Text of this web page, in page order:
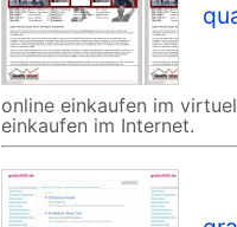
online einkaufen im
einkaufen im Internet.